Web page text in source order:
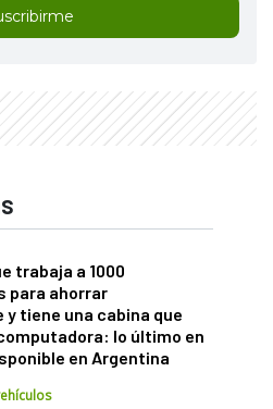
trabaja a 1000
para ahorrar
tiene una cabina que
lo último en
en Argentina